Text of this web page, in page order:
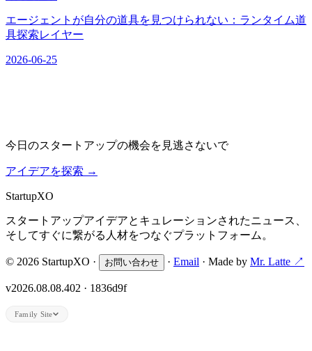
エージェントが自分の道具を見つけられない：ランタイム道
具探索レイヤー
2026-06-25
今日のスタートアップの機会を見逃さないで
アイデアを探索 →
StartupXO
スタートアップアイデアとキュレーションされたニュース、
そしてすぐに繋がる人材をつなぐプラットフォーム。
© 2026 StartupXO · お問い合わせ · Email · Made by Mr. Latte ↗
v2026.08.08.402 · 1836d9f
Family Site